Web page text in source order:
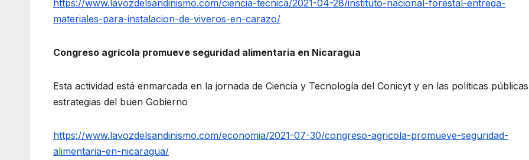
https://www.lavozdelsandinismo.com/ciencia-tecnica/2021-04-28/instituto-nacional-forestal-entrega-
materiales-para-instalacion-de-viveros-en-carazo/
Congreso agrícola promueve seguridad alimentaria en Nicaragua
Esta actividad está enmarcada en la jornada de Ciencia y Tecnología del Conicyt y en las políticas
estrategias del buen Gobierno
https://www.lavozdelsandinismo.com/economia/2021-07-30/congreso-agricola-promueve-seguridad-
alimentaria-en-nicaragua/